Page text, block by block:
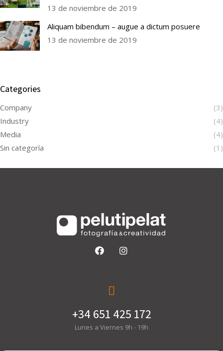
13 de noviembre de 2019
Aliquam bibendum – augue a dictum posuere
13 de noviembre de 2019
Categories
Company
(3)
Industry
(4)
Media
(4)
Sin categoría
(1)
+34 651 425 172
Lunes a Viernes 9h - 19h